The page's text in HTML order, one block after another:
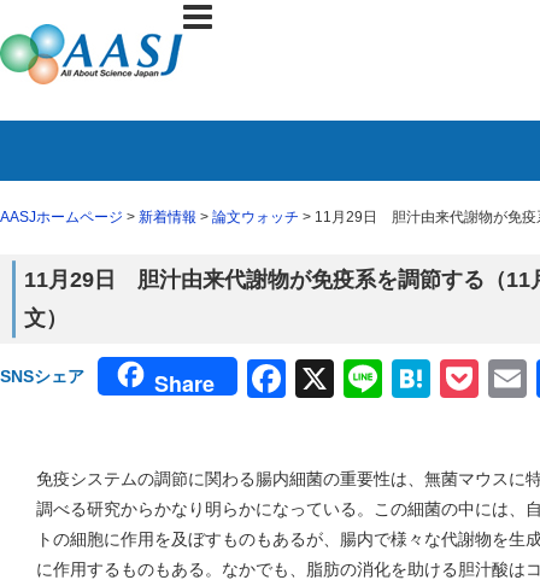
AASJホームページ > 新着情報 > 論文ウォッチ > 11月29日 胆汁由来代謝物が免疫
11月29日 胆汁由来代謝物が免疫系を調節する（11
文）
SNSシェア Share Facebook
X Line
免疫システムの調節に関わる腸内細菌の重要性は、無菌マウスに
調べる研究からかなり明らかになっている。この細菌の中には、
トの細胞に作用を及ぼすものもあるが、腸内で様々な代謝物を生
に作用するものもある。なかでも、脂肪の消化を助ける胆汁酸は